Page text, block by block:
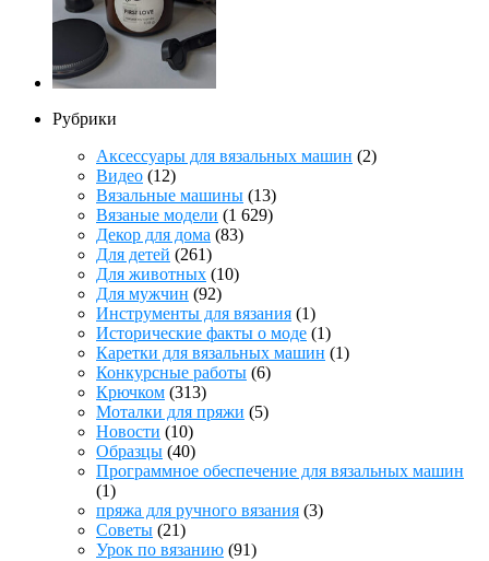
Рубрики
Аксессуары для вязальных машин (2)
Видео (12)
Вязальные машины (13)
Вязаные модели (1 629)
Декор для дома (83)
Для детей (261)
Для животных (10)
Для мужчин (92)
Инструменты для вязания (1)
Исторические факты о моде (1)
Каретки для вязальных машин (1)
Конкурсные работы (6)
Крючком (313)
Моталки для пряжи (5)
Новости (10)
Образцы (40)
Программное обеспечение для вязальных машин
(1)
пряжа для ручного вязания (3)
Советы (21)
Урок по вязанию (91)